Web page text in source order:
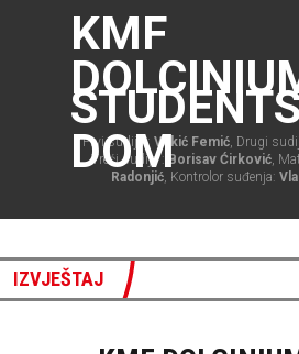
KMF
DOM
Prvi sudija : Vukić Femić, Drugi
Treći sudija : Borisav Ćirković,
Radonjić, Kontrolor suđenja:
IZVJEŠTAJ